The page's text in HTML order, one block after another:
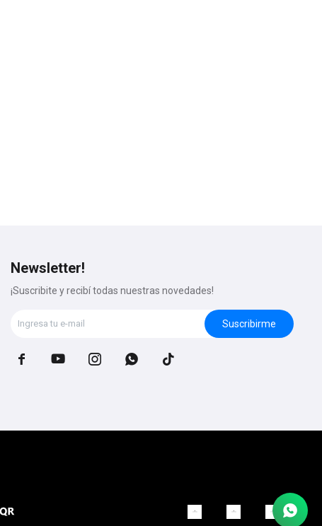
Newsletter!
¡Suscribite y recibí todas nuestras novedades!
Suscribirme
    